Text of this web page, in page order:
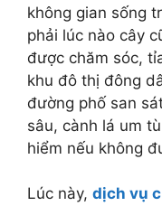
không gian sống
phải lúc nào cây
được chăm sóc,
khu đô thị đông
đường phố san
sâu, cành lá um
hiểm nếu không
Lúc này, dịch vụ